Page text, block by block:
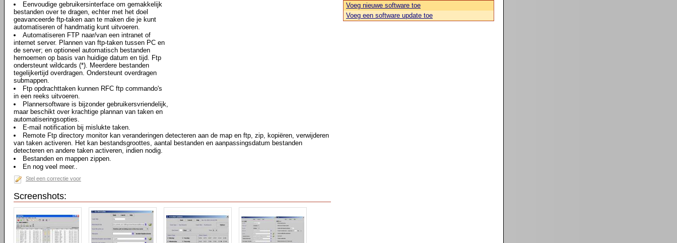
Eenvoudige gebruikersinterface om gemakkelijk
bestanden over te dragen, echter met het doel
geavanceerde ftp-taken aan te maken die je kunt
automatiseren of handmatig kunt uitvoeren.
Automatiseren FTP naar/van een intranet of
internet server. Plannen van ftp-taken tussen PC en
de server; en optioneel automatisch bestanden
hernoemen op basis van huidige datum en tijd. Ftp
ondersteunt wildcards (*). Meerdere bestanden
tegelijkertijd overdragen. Ondersteunt overdragen
submappen.
Ftp opdrachttaken kunnen RFC ftp commando's
in een reeks uitvoeren.
Plannersoftware is bijzonder gebruikersvriendelijk,
maar beschikt over krachtige plannan van taken en
automatiseringsopties.
E-mail notification bij mislukte taken.
Remote Ftp directory monitor kan veranderingen detecteren aan de map en ftp, zip, kopiëren, verwijderen
van taken activeren. Het kan bestandsgroottes, aantal bestanden en aanpassingsdatum bestanden
detecteren en andere taken activeren, indien nodig.
Bestanden en mappen zippen.
En nog veel meer..
Stel een correctie voor
Screenshots:
Voeg nieuwe software toe
Voeg een software update toe